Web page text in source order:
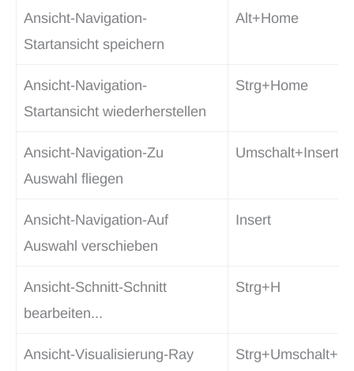
Ansicht-Navigation-
Startansicht speichern
Alt+Home
Ansicht-Navigation-
Startansicht wiederherstellen
Strg+Home
Ansicht-Navigation-Zu
Auswahl fliegen
Umschalt+Insert
Ansicht-Navigation-Auf
Auswahl verschieben
Insert
Ansicht-Schnitt-Schnitt
bearbeiten...
Strg+H
Ansicht-Visualisierung-Ray
Strg+Umschalt+W